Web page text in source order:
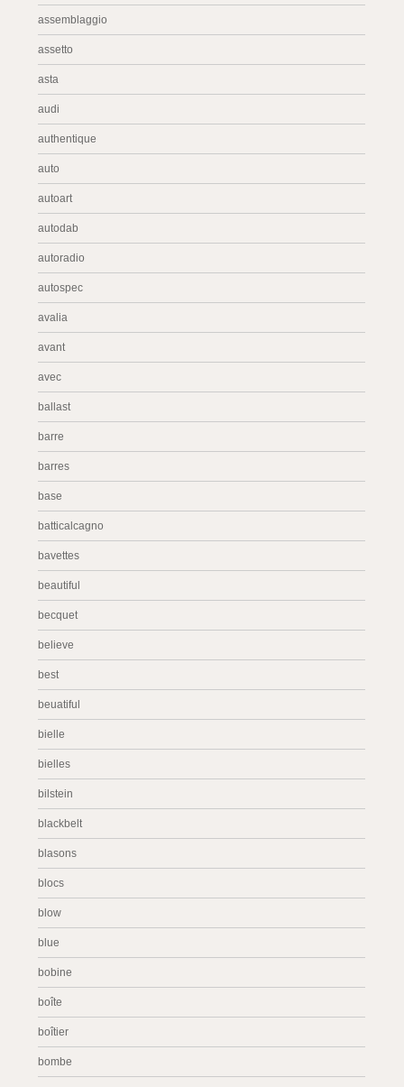
assemblaggio
assetto
asta
audi
authentique
auto
autoart
autodab
autoradio
autospec
avalia
avant
avec
ballast
barre
barres
base
batticalcagno
bavettes
beautiful
becquet
believe
best
beuatiful
bielle
bielles
bilstein
blackbelt
blasons
blocs
blow
blue
bobine
boîte
boîtier
bombe